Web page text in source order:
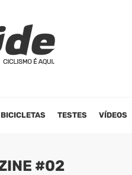
BICICLETAS TESTES VÍDEOS
#02